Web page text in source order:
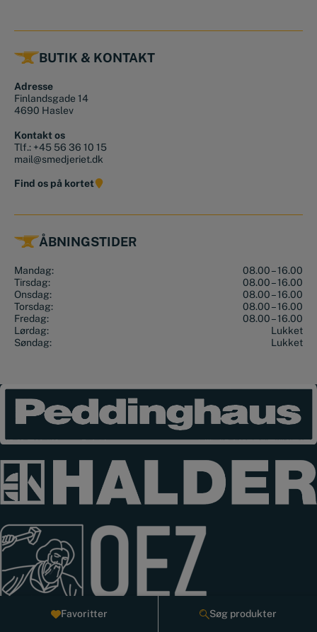
BUTIK & KONTAKT
Adresse
Finlandsgade 14
4690 Haslev
Kontakt os
Tlf.: +45 56 36 10 15
mail@smedjeriet.dk
Find os på kortet
ÅBNINGSTIDER
Mandag:
08.00 – 16.00
Tirsdag:
08.00 – 16.00
Onsdag:
08.00 – 16.00
Torsdag:
08.00 – 16.00
Fredag:
08.00 – 16.00
Lørdag:
Lukket
Søndag:
Lukket
Favoritter Søg produkter